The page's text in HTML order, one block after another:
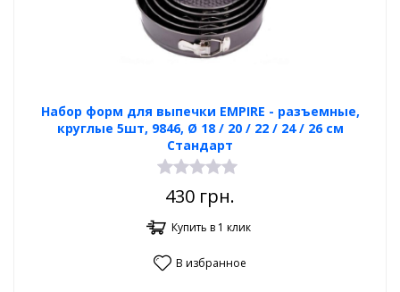
Набор форм для выпечки EMPIRE - разъемные,
круглые 5шт, 9846, Ø 18 / 20 / 22 / 24 / 26 см
Стандарт
430 грн.
Купить в 1 клик
В избранное